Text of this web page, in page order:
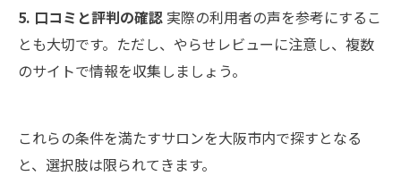
5. 口コミと評判の確認 実際の利用者の声を参考にするこ
とも大切です。ただし、やらせレビューに注意し、複数
のサイトで情報を収集しましょう。
これらの条件を満たすサロンを大阪市内で探すとなる
と、選択肢は限られてきます。